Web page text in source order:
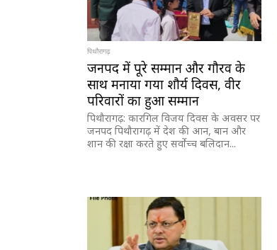
पिथौरागढ़
जनपद में पूरे सम्मान और गौरव के
साथ मनाया गया शौर्य दिवस, वीर
परिवारों का हुआ सम्मान
पिथौरागढ़: कारगिल विजय दिवस के अवसर पर
जनपद पिथौरागढ़ में देश की आन, बान और
शान की रक्षा करते हुए सर्वोच्च बलिदान...